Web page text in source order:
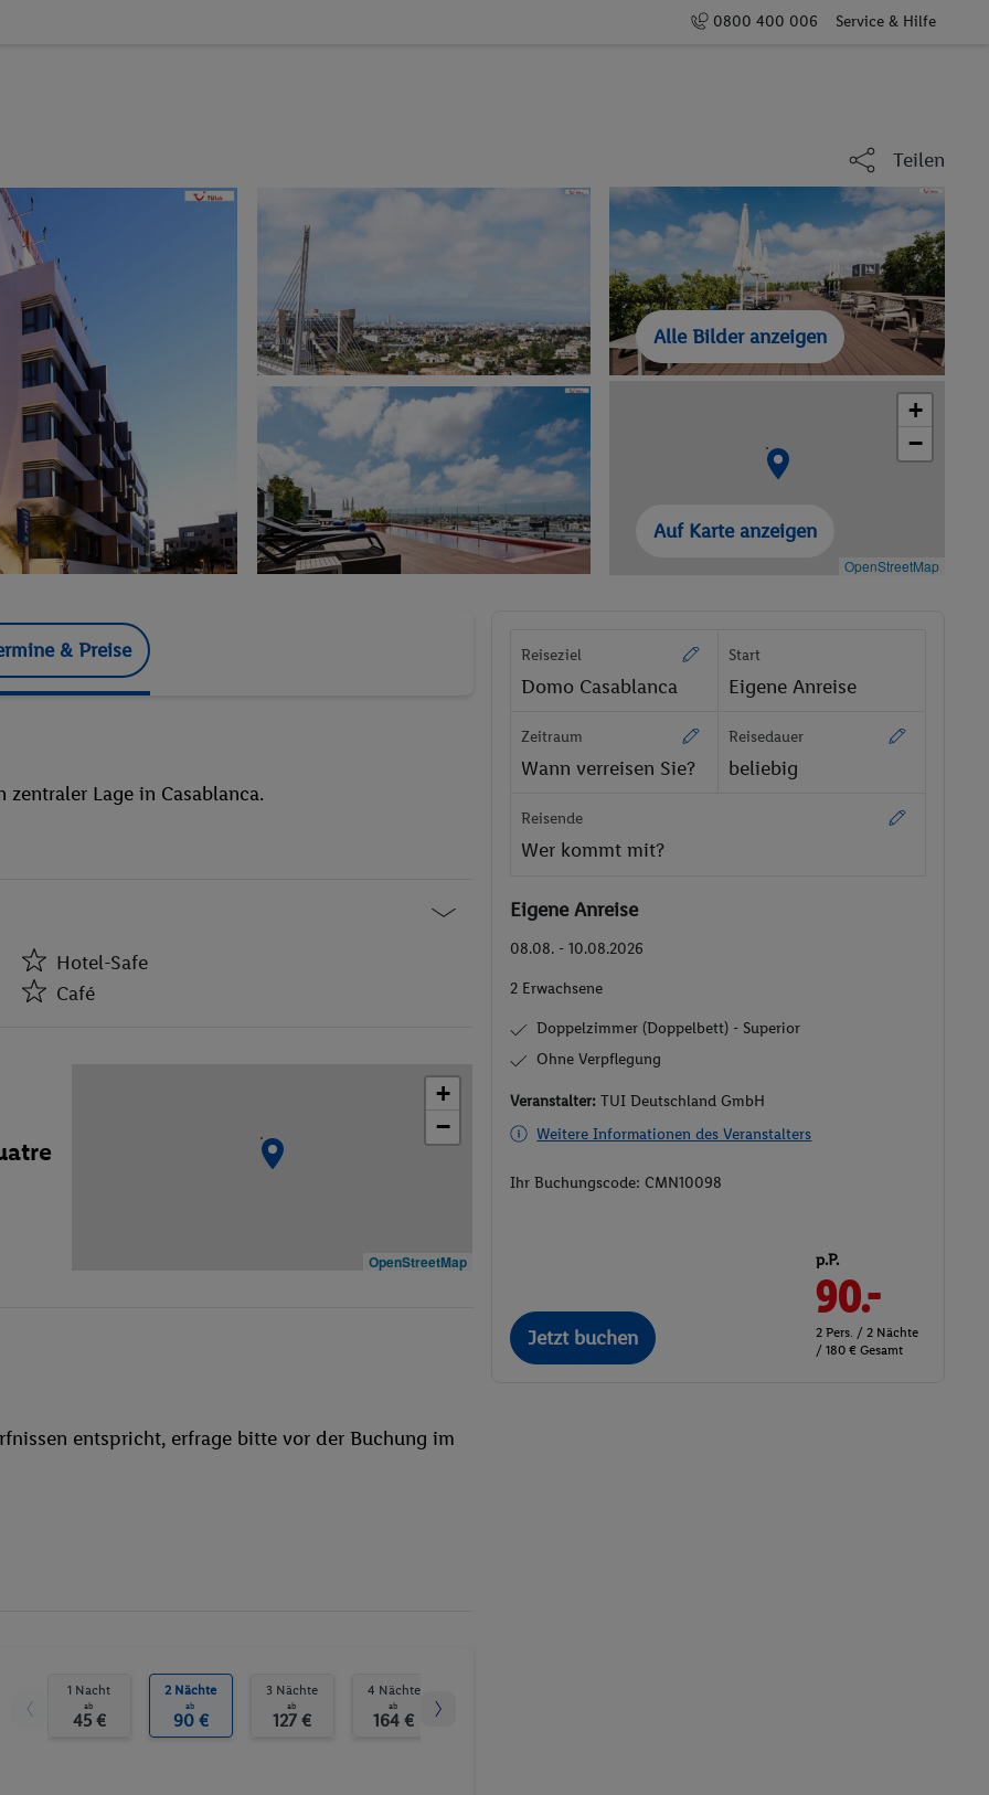
0800 400 006 Service & Hilfe
Teilen
Alle Bilder anzeigen
+
−
OpenStreetMap
Auf Karte anzeigen
& Preise
Lage in Casablanca.
Hotel-Safe
Café
+
−
OpenStreetMap
entspricht, erfrage bitte vor der Buchung im
1 Nacht
ab
45 €
2 Nächte
ab
90 €
3 Nächte
ab
127 €
4 Nächte
ab
164 €
Reiseziel
Domo Casablanca
Start
Eigene Anreise
Zeitraum
Wann verreisen Sie?
Reisedauer
beliebig
Reisende
Wer kommt mit?
Eigene Anreise
08.08. - 10.08.2026
2 Erwachsene
Doppelzimmer (Doppelbett) - Superior
Ohne Verpflegung
Veranstalter:TUI Deutschland GmbH
Weitere Informationen des Veranstalters
Ihr Buchungscode: CMN10098
Jetzt buchen
p.P.
90.-
2 Pers. / 2 Nächte
/ 180 € Gesamt